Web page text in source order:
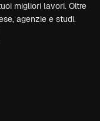
migliori lavori. Oltre
agenzie e studi.